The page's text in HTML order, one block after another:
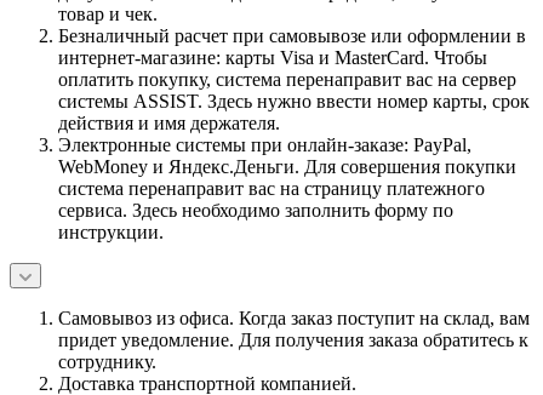
товар и чек.
Безналичный расчет при самовывозе или оформлении в
интернет-магазине: карты Visa и MasterCard. Чтобы
оплатить покупку, система перенаправит вас на сервер
системы ASSIST. Здесь нужно ввести номер карты, срок
действия и имя держателя.
Электронные системы при онлайн-заказе: PayPal,
WebMoney и Яндекс.Деньги. Для совершения покупки
система перенаправит вас на страницу платежного
сервиса. Здесь необходимо заполнить форму по
инструкции.
Самовывоз из офиса. Когда заказ поступит на склад, вам
придет уведомление. Для получения заказа обратитесь к
сотруднику.
Доставка транспортной компанией.